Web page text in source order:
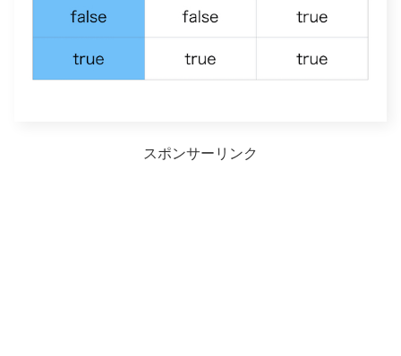
スポンサーリンク